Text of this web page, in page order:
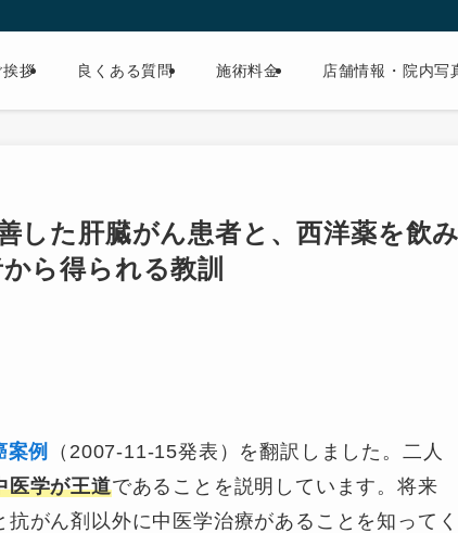
拶 良くある質問 施術料金 店舗情報・院内写
した肝臓がん患者と、西洋薬を飲
ら得られる教訓
案例
（2007-11-15発表）を翻訳しました。二人
医学が王道であることを説明しています。将来
がん剤以外に中医学治療があることを知ってく